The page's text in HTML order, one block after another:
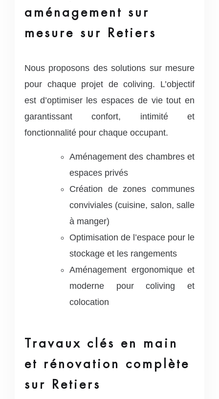
aménagement sur
mesure sur Retiers
Nous proposons des solutions sur mesure
pour chaque projet de coliving. L’objectif
est d’optimiser les espaces de vie tout en
garantissant confort, intimité et
fonctionnalité pour chaque occupant.
Aménagement des chambres et
espaces privés
Création de zones communes
conviviales (cuisine, salon, salle
à manger)
Optimisation de l’espace pour le
stockage et les rangements
Aménagement ergonomique et
moderne pour coliving et
colocation
Travaux clés en main
et rénovation complète
sur Retiers